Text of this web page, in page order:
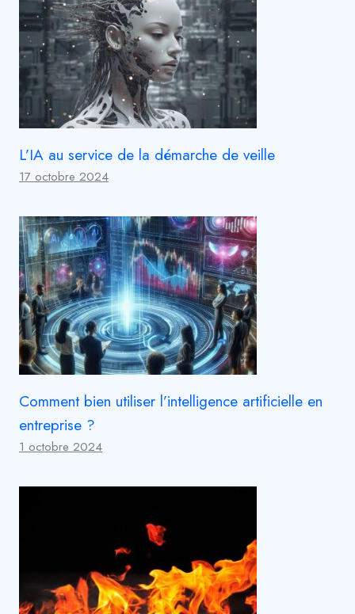
L’IA au service de la démarche de veille
17 octobre 2024
Comment bien utiliser l’intelligence artificielle en
entreprise ?
1 octobre 2024